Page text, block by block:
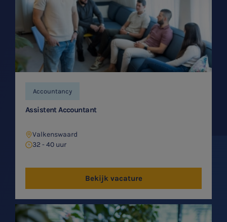
Accountancy
Assistent Accountant
Valkenswaard
32 - 40 uur
Bekijk vacature